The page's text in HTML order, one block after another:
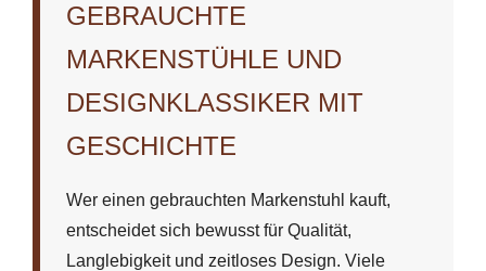
GEBRAUCHTE
MARKENSTÜHLE UND
DESIGNKLASSIKER MIT
GESCHICHTE
Wer einen gebrauchten Markenstuhl kauft,
entscheidet sich bewusst für Qualität,
Langlebigkeit und zeitloses Design. Viele